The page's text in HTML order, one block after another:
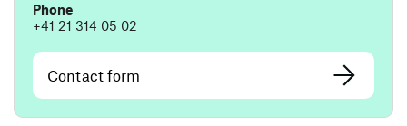
Phone
+41 21 314 05 02
Contact form